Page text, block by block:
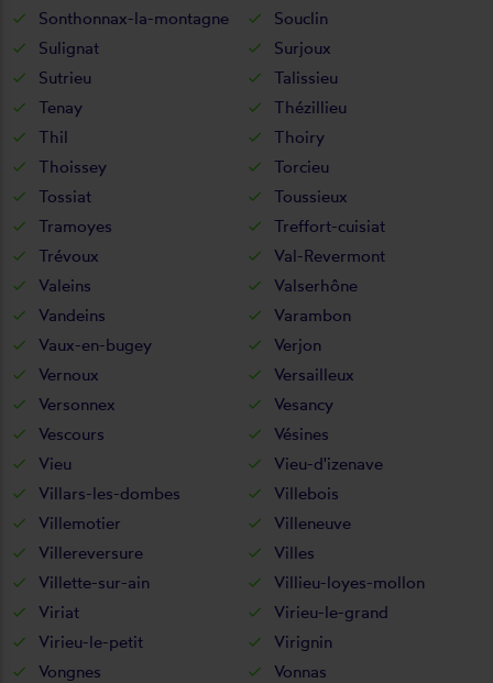
Sonthonnax-la-montagne
Souclin
Sulignat
Surjoux
Sutrieu
Talissieu
Tenay
Thézillieu
Thil
Thoiry
Thoissey
Torcieu
Tossiat
Toussieux
Tramoyes
Treffort-cuisiat
Trévoux
Val-Revermont
Valeins
Valserhône
Vandeins
Varambon
Vaux-en-bugey
Verjon
Vernoux
Versailleux
Versonnex
Vesancy
Vescours
Vésines
Vieu
Vieu-d'izenave
Villars-les-dombes
Villebois
Villemotier
Villeneuve
Villereversure
Villes
Villette-sur-ain
Villieu-loyes-mollon
Viriat
Virieu-le-grand
Virieu-le-petit
Virignin
Vongnes
Vonnas